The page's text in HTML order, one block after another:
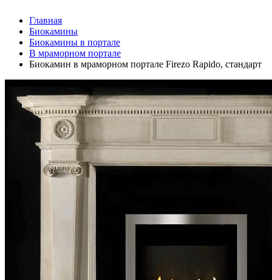
Главная
Биокамины
Биокамины в портале
В мраморном портале
Биокамин в мраморном портале Firezo Rapido, стандарт